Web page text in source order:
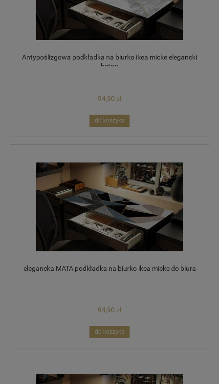
Antypoślizgowa podkładka na biurko ikea micke elegancki
beton
94,90 zł
do koszyka
elegancka MATA podkładka na biurko ikea micke do biura
94,90 zł
do koszyka